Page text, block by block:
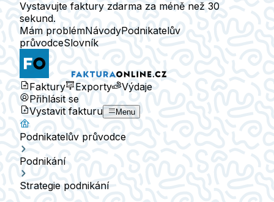
Vystavujte faktury zdarma za méně než 30
sekund.
Mám problémNávodyPodnikatelův
průvodceSlovník
Faktury Exporty
Výdaje
Přihlásit se
Vystavit fakturu
Menu
Podnikatelův průvodce
Podnikání
Strategie podnikání